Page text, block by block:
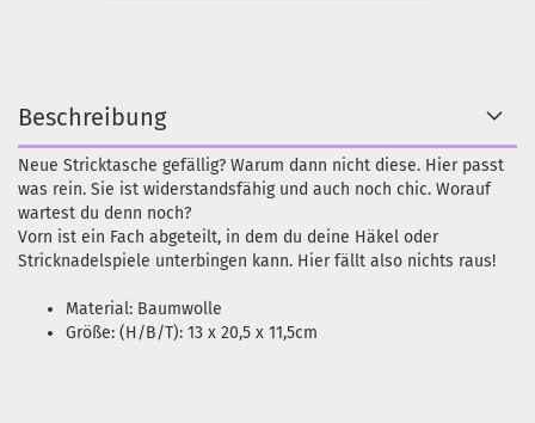
Beschreibung
Neue Stricktasche gefällig? Warum dann nicht diese. Hier passt
was rein. Sie ist widerstandsfähig und auch noch chic. Worauf
wartest du denn noch?
Vorn ist ein Fach abgeteilt, in dem du deine Häkel oder
Stricknadelspiele unterbingen kann. Hier fällt also nichts raus!
Material: Baumwolle
Größe: (H/B/T): 13 x 20,5 x 11,5cm